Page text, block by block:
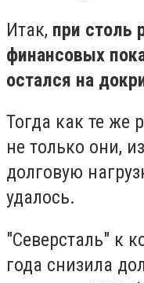
Итак, при столь
финансовых
остался на
Тогда как те же
не только они,
долговую
удалось.
"Северсталь" к
года снизила